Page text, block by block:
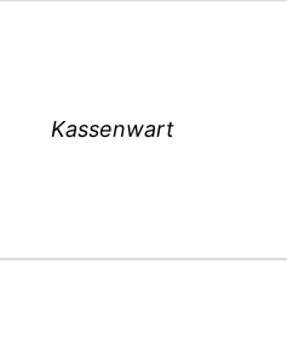
Kassenwart